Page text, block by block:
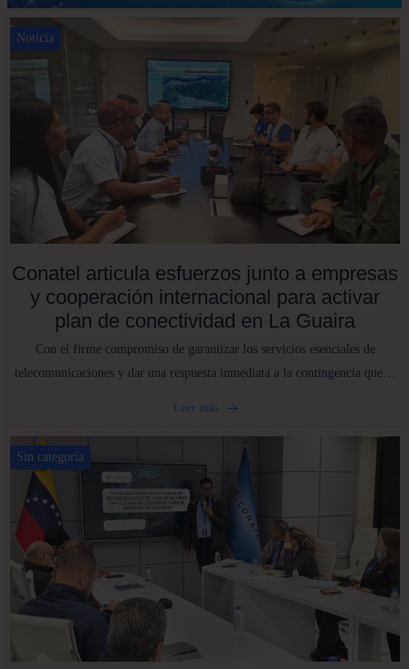
Noticia
Conatel articula esfuerzos junto a empresas
y cooperación internacional para activar
plan de conectividad en La Guaira
Con el firme compromiso de garantizar los servicios esenciales de
telecomunicaciones y dar una respuesta inmediata a la contingencia que…
Leer más
Sin categoría